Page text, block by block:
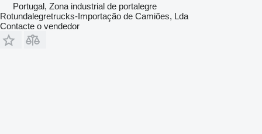
Portugal, Zona industrial de portalegre
Rotundalegretrucks-Importação de Camiões, Lda
Contacte o vendedor